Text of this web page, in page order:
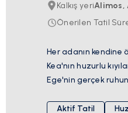
Kalkış yeriAlimos,
Önerilen Tatil
Her adanın
Kea'nın huzurlu
Ege'nin gerçek
Aktif Tatil